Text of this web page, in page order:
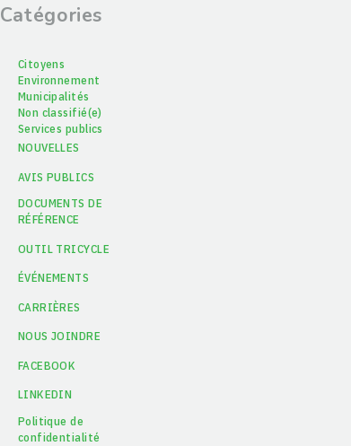
Catégories
Citoyens
Environnement
Municipalités
Non classifié(e)
Services publics
NOUVELLES
AVIS PUBLICS
DOCUMENTS DE
RÉFÉRENCE
OUTIL TRICYCLE
ÉVÉNEMENTS
CARRIÈRES
NOUS JOINDRE
FACEBOOK
LINKEDIN
Politique de
confidentialité